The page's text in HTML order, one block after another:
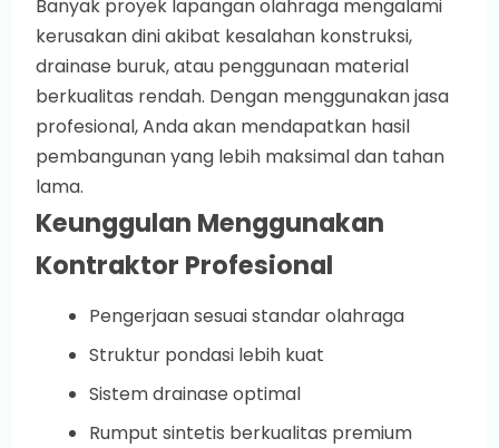
Banyak proyek lapangan olahraga mengalami
kerusakan dini akibat kesalahan konstruksi,
drainase buruk, atau penggunaan material
berkualitas rendah. Dengan menggunakan jasa
profesional, Anda akan mendapatkan hasil
pembangunan yang lebih maksimal dan tahan
lama.
Keunggulan Menggunakan
Kontraktor Profesional
Pengerjaan sesuai standar olahraga
Struktur pondasi lebih kuat
Sistem drainase optimal
Rumput sintetis berkualitas premium